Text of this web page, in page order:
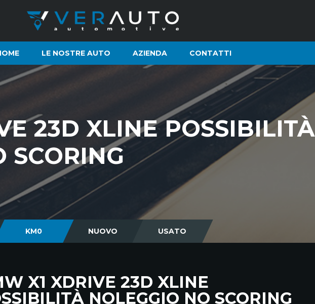
LE NOSTRE AUTO AZIENDA CONTATTI
23D XLINE POSSIBILITÀ
SCORING
KM0 NUOVO USATO
X1 XDRIVE 23D XLINE
NOLEGGIO NO SCORING